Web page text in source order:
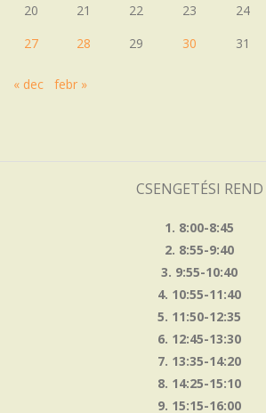
20
21 22 23 24
27
28 29 30 31
« dec febr »
CSENGETÉSI REND
1. 8:00-8:45
2. 8:55-9:40
3. 9:55-10:40
4. 10:55-11:40
5. 11:50-12:35
6. 12:45-13:30
7. 13:35-14:20
8. 14:25-15:10
9. 15:15-16:00